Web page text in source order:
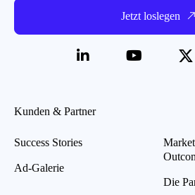
Jetzt loslegen
Kunden & Partner
Success Stories
Ad-Galerie
Die